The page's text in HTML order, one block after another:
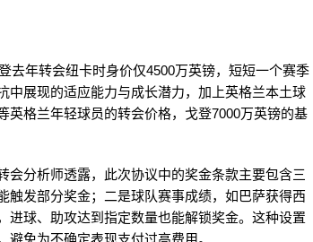
去年转会纽卡时身价仅4500万英镑，短短一个赛季
中展现的适应能力与成长潜力，加上英格兰本土球
英格兰年轻球员的转会价格，戈登7000万英镑的基
分析师透露，此次协议中的奖金条款主要包含三
发部分奖金；二是球队赛事成绩，如巴萨获得西
进球、助攻达到指定数量也能解锁奖金。这种设置
免为不确定表现支付过高费用。